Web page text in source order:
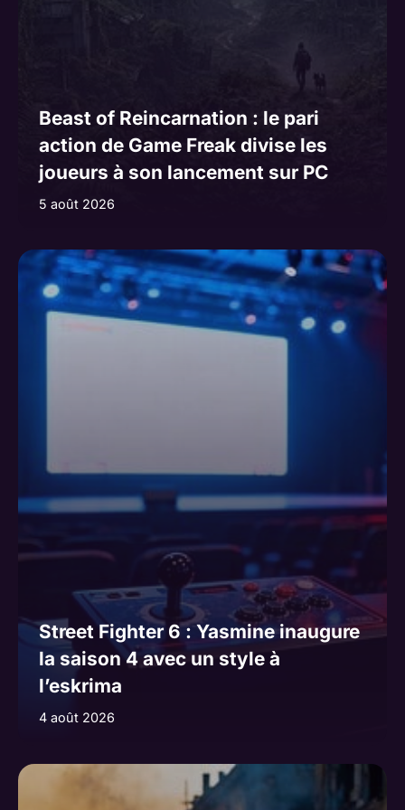
Beast of Reincarnation : le pari
action de Game Freak divise les
joueurs à son lancement sur PC
5 août 2026
Street Fighter 6 : Yasmine inaugure
la saison 4 avec un style à
l’eskrima
4 août 2026